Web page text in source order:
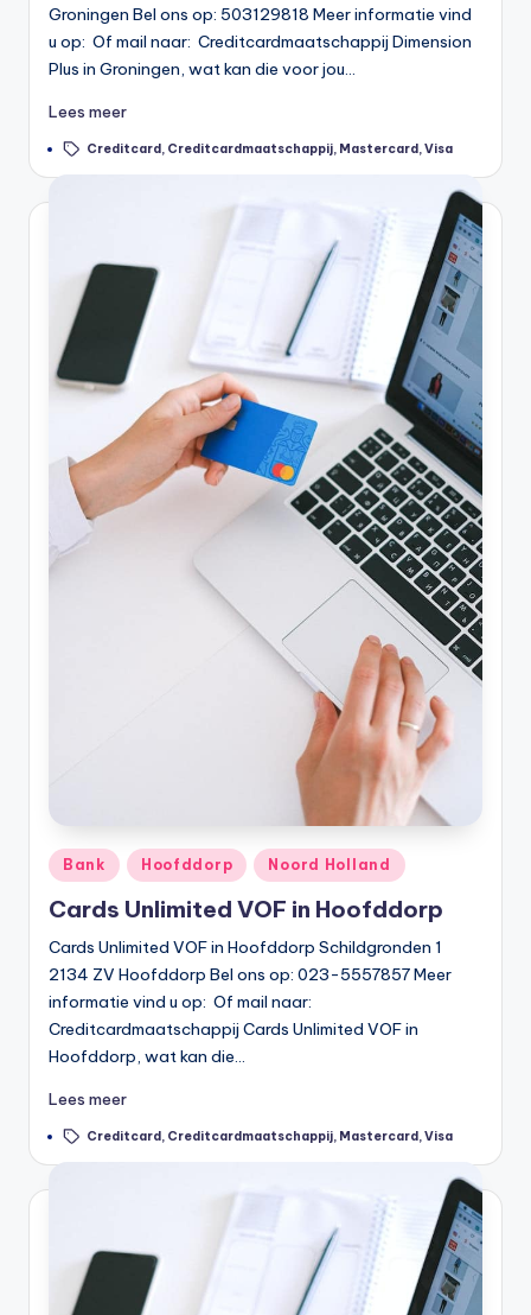
Groningen Bel ons op: 503129818 Meer informatie vind
u op: Of mail naar: Creditcardmaatschappij Dimension
Plus in Groningen, wat kan die voor jou…
Lees meer
Tags: Creditcard, Creditcardmaatschappij, Mastercard,Visa
Geplaatst
in
Bank Hoofddorp Noord Holland
Cards Unlimited VOF in Hoofddorp
Cards Unlimited VOF in Hoofddorp Schildgronden 1
2134 ZV Hoofddorp Bel ons op: 023-5557857 Meer
informatie vind u op: Of mail naar:
Creditcardmaatschappij Cards Unlimited VOF in
Hoofddorp, wat kan die…
Lees meer
Tags: Creditcard, Creditcardmaatschappij, Mastercard,Visa